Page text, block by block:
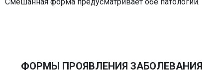
Смешанная форма предусматривает обе патологии.
ФОРМЫ ПРОЯВЛЕНИЯ ЗАБОЛЕВАНИЯ